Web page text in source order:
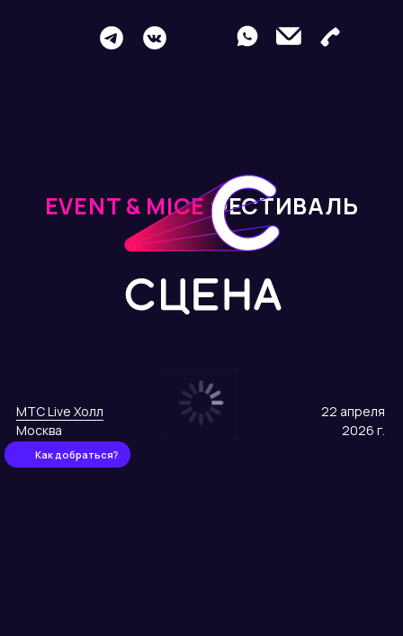
МТС Live Холл
Москва
22 апреля
2026 г.
Как добраться?